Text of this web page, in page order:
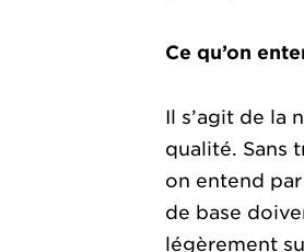
Ce qu’on
Il s’agit de la
qualité. Sans
on entend
de base
légèrement